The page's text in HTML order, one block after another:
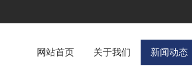
网站首页 关于我们 新闻动态